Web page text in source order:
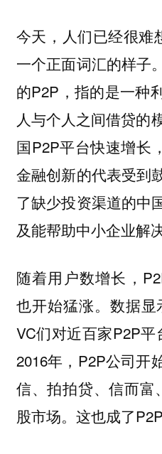
今天，人们已经很难
一个正面词汇的样子
的P2P，指的是一种
人与个人之间借贷的
国P2P平台快速增长
金融创新的代表受到
了缺少投资渠道的中
及能帮助中小企业解
随着用户数增长，
也开始猛涨。数据显
VC们对近百家P2P平
2016年，P2P公司开
信、拍拍贷、信而富
股市场。这也成了